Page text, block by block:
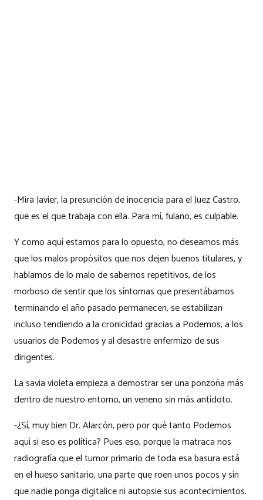
-Mira Javier, la presunción de inocencia para el Juez Castro,
que es el que trabaja con ella. Para mí, fulano, es culpable.
Y como aquí estamos para lo opuesto, no deseamos más
que los malos propósitos que nos dejen buenos titulares, y
hablamos de lo malo de sabernos repetitivos, de los
morboso de sentir que los síntomas que presentábamos
terminando el año pasado permanecen, se estabilizan
incluso tendiendo a la cronicidad gracias a Podemos, a los
usuarios de Podemos y al desastre enfermizo de sus
dirigentes.
La savia violeta empieza a demostrar ser una ponzoña más
dentro de nuestro entorno, un veneno sin más antídoto.
-¿Sí, muy bien Dr. Alarcón, pero por qué tanto Podemos
aquí si eso es política? Pues eso, porque la matraca nos
radiografía que el tumor primario de toda esa basura está
en el hueso sanitario, una parte que roen unos pocos y sin
que nadie ponga digitalice ni autopsie sus acontecimientos.